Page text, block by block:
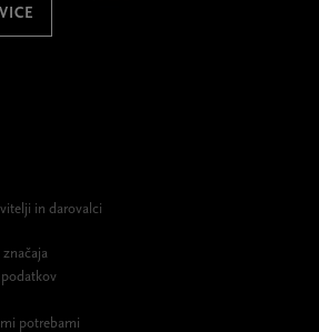
in darovalci
potrebami